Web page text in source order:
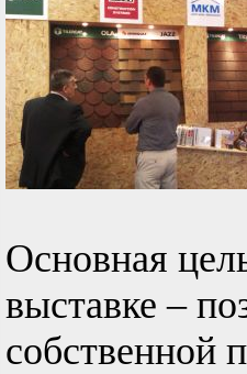
Основная
выставке –
собственной